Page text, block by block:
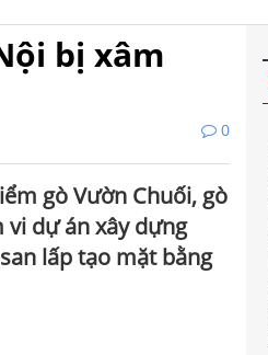
bị xâm
0
gò Vườn Chuối, gò
vi dự án xây dựng
lấp tạo mặt bằng